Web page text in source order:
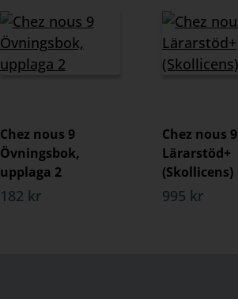
Chez nous 9
Övningsbok,
upplaga 2
182 kr
Chez nous 9
Lärarstöd+
(Skollicens)
995 kr